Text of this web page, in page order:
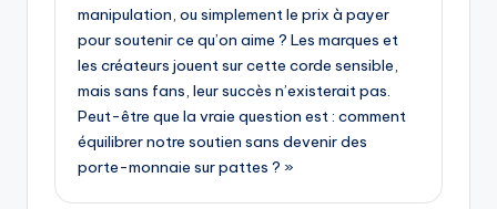
manipulation, ou simplement le prix à payer
pour soutenir ce qu’on aime ? Les marques et
les créateurs jouent sur cette corde sensible,
mais sans fans, leur succès n’existerait pas.
Peut-être que la vraie question est : comment
équilibrer notre soutien sans devenir des
porte-monnaie sur pattes ? »